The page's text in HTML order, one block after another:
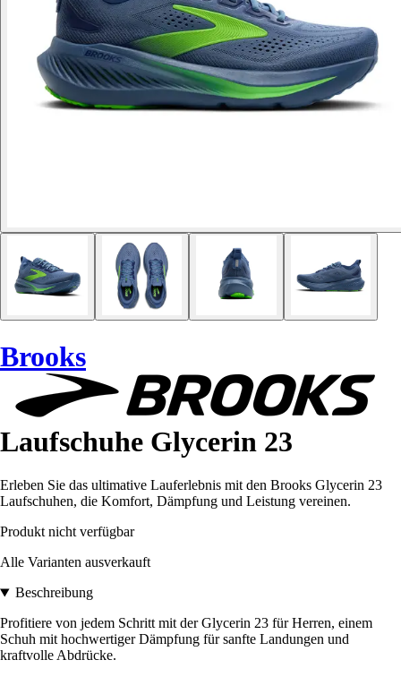
Brooks
Laufschuhe Glycerin 23
Erleben Sie das ultimative Lauferlebnis mit den Brooks Glycerin 23
Laufschuhen, die Komfort, Dämpfung und Leistung vereinen.
Produkt nicht verfügbar
Alle Varianten ausverkauft
Beschreibung
Profitiere von jedem Schritt mit der Glycerin 23 für Herren, einem
Schuh mit hochwertiger Dämpfung für sanfte Landungen und
kraftvolle Abdrücke.